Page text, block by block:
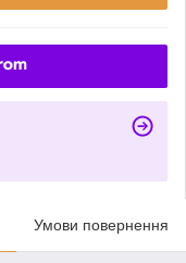
Умови повернення